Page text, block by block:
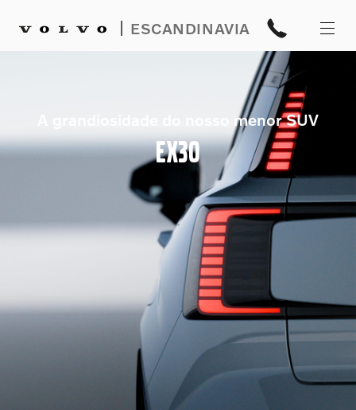
ESCANDINAVIA
A grandiosidade do nosso menor SUV
EX30